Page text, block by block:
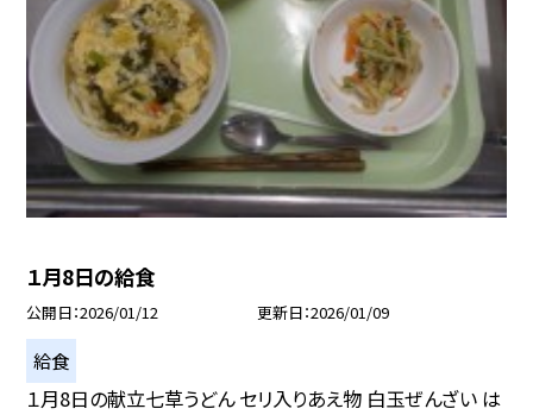
１月8日の給食
公開日 2026/01/12 更新日 2026/01/09
給食
１月8日の献立七草うどん セリ入りあえ物 白玉ぜんざい は